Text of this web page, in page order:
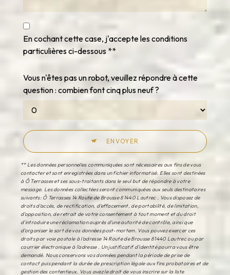
En cochant cette case, j'accepte les conditions
particulières ci-dessous **
Vous n'êtes pas un robot, veuillez répondre à cette
question : combien font cinq plus neuf ?
ENVOYER
** Les données personnelles communiquées sont nécessaires aux fins de vous
contacter et sont enregistrées dans un fichier informatisé. Elles sont destinées
à Ô Terrasses et ses sous-traitants dans le seul but de répondre à votre
message. Les données collectées seront communiquées aux seuls destinataires
suivants: Ô Terrasses 14 Route de Brousse 81440 Lautrec . Vous disposez de
droits d’accès, de rectification, d’effacement, de portabilité, de limitation,
d’opposition, de retrait de votre consentement à tout moment et du droit
d’introduire une réclamation auprès d’une autorité de contrôle, ainsi que
d’organiser le sort de vos données post-mortem. Vous pouvez exercer ces
droits par voie postale à l'adresse 14 Route de Brousse 81440 Lautrec ou par
courrier électronique à l'adresse . Un justificatif d'identité pourra vous être
demandé. Nous conservons vos données pendant la période de prise de
contact puis pendant la durée de prescription légale aux fins probatoires et de
gestion des contentieux. Vous avez le droit de vous inscrire sur la liste